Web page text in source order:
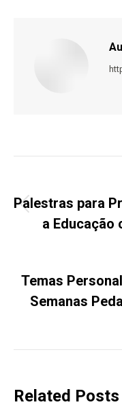
post:
Palestras para
a Educação
Temas
Semanas
Related Posts